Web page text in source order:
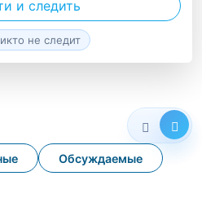
и следить
не следит
Обсуждаемые